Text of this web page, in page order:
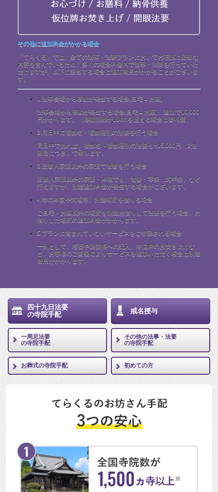
その他に追加料金がかかる場合
「てらくる」では、全ての法事・法要プランにおいてお布施に必要な
内容を含んでいるため、多くの場合料金内で法事・法要を行っていた
だけますが、以下に該当する場合は追加費用がかかることがございま
す。
1.法事会場から移動が発生する場合(自宅→お墓)
法事会場から移動が発生する場合(自宅→お墓)、追加で10,000
円かかります。（移動距離が10kmを超える場合は要相談）
2. 同日中に複数名・複数種別の法要を行う場合
同日中であれば、複数名・複数種別の法要も+15,000円（2法
要目につき）で承ります。
3.主要八宗派以外の宗派で法要を行う場合
主要八宗派以外の宗派・神道でも、法要・零祭（式年祭）など
行えますが、別途追加料金が発生する場合がございます。
4.寺の本堂や式場等、別途場所を借りる場合
ご自宅・お墓以外の場所を別途お借りして法要を行う場合、お
借りした場所の追加料金がかかります。
5.プランに含まれていないサービスをご希望される場合
一例として、塔婆や過去帳への記入、本位牌のお焚き上げな
ど、お客様のご要望によりサービスを追加いただく場合は別途
費用がかかります。
四十九日法要
の寺院手配
戒名授与
一周忌法要
の寺院手配
その他の法事・法要
の寺院手配
お葬式の寺院手配 初めての方